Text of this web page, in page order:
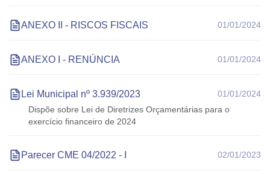
ANEXO II - RISCOS FISCAIS 01/01/2024
ANEXO I - RENÚNCIA 01/01/2024
Lei Municipal nº 3.939/2023
01/01/2024
Dispõe sobre Lei de Diretrizes Orçamentárias para o
exercício financeiro de 2024
Parecer CME 04/2022 - I 02/01/2023